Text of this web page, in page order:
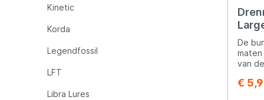
Kinetic
Korda
Legendfossil
LFT
Libra Lures
lokale
was
name
De
van
zodat
€